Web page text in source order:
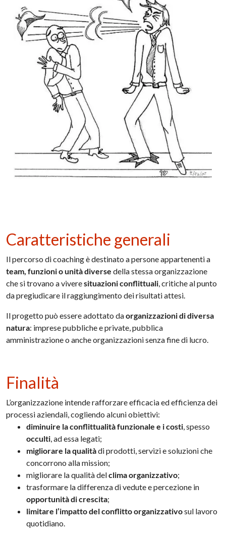
Caratteristiche generali
Il percorso di coaching è destinato a persone appartenenti a
team, funzioni o unità diverse della stessa organizzazione
che si trovano a viveresituazioni conflittuali, critiche al punto
da pregiudicare il raggiungimento dei risultati attesi.
Il progetto può essere adottato daorganizzazioni di diversa
natura: imprese pubbliche e private, pubblica
amministrazione o anche organizzazioni senza fine di lucro.
Finalità
L’organizzazione intende rafforzare efficacia ed efficienza dei
processi aziendali, cogliendo alcuni obiettivi:
diminuire la conflittualità funzionale e i costi, spesso
occulti, ad essa legati;
migliorare la qualitàdi prodotti, servizi e soluzioni che
concorrono alla mission;
migliorare la qualità delclima organizzativo;
trasformare la differenza di vedute e percezione in
opportunità di crescita;
limitare l’impatto del conflitto organizzativosul lavoro
quotidiano.